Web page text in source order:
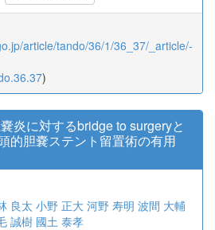
article/tando/36/1/36_37/_article/-
)
炎に対するbridge to surgeryと
的胆嚢ステント留置術の有用
良太 小野 正大 河野 寿明 波間 大輔
誠樹 國土 泰孝